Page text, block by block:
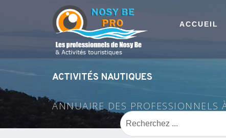
ACCUEIL
ACTIVITÉS NAUTIQUES
ANNUAIRE DES PROFESSIONNELS